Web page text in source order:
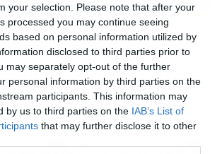
your selection. Please note that after your
processed you may continue seeing
based on personal information utilized by
disclosed to third parties prior to
may separately opt-out of the further
personal information by third parties on the
participants. This information may
by us to third parties on the IAB’s List of
that may further disclose it to other
Πήρε Σαλταπίδα
του Θεσπρωτού εντάχθηκε ο Θανάσης
επιθετικός είπε το ναι και
τις υπηρεσίες του στην ομάδα της
άλλων ο 28χρονος
έχει παίξει σε Εθνικό Φιλιππιάδας,
Θύελλα Πετρωτού, ΠΑΟ Κρουσσώνα,